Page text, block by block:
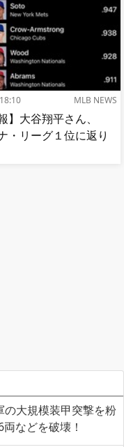
MLB NEWS
】大谷翔平さん、
・リーグ１位に返り
の大規模装甲突撃を粉
などを破壊！